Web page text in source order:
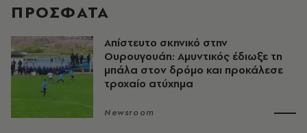
ΠΡΟΣΦΑΤΑ
Απίστευτο σκηνικό στην
Ουρουγουάη: Αμυντικός έδιωξε τη
μπάλα στον δρόμο και προκάλεσε
τροχαίο ατύχημα
Newsroom